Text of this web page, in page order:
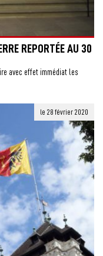
REPORTÉE AU 30
avec effet immédiat les
le 28 février 2020